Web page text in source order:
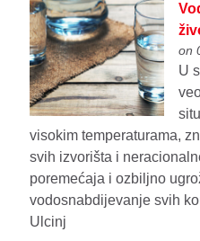
on
U
visokim temperaturama,
svih izvorišta i
poremećaja i ozbiljno
vodosnabdijevanje svih
Ulcinj